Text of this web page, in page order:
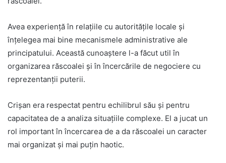
Avea experiență în relațiile cu autoritățile locale și
înțelegea mai bine mecanismele administrative ale
principatului. Această cunoaștere l-a făcut util în
organizarea răscoalei și în încercările de negociere cu
reprezentanții puterii.
Crișan era respectat pentru echilibrul său și pentru
capacitatea de a analiza situațiile complexe. El a jucat un
rol important în încercarea de a da răscoalei un caracter
mai organizat și mai puțin haotic.